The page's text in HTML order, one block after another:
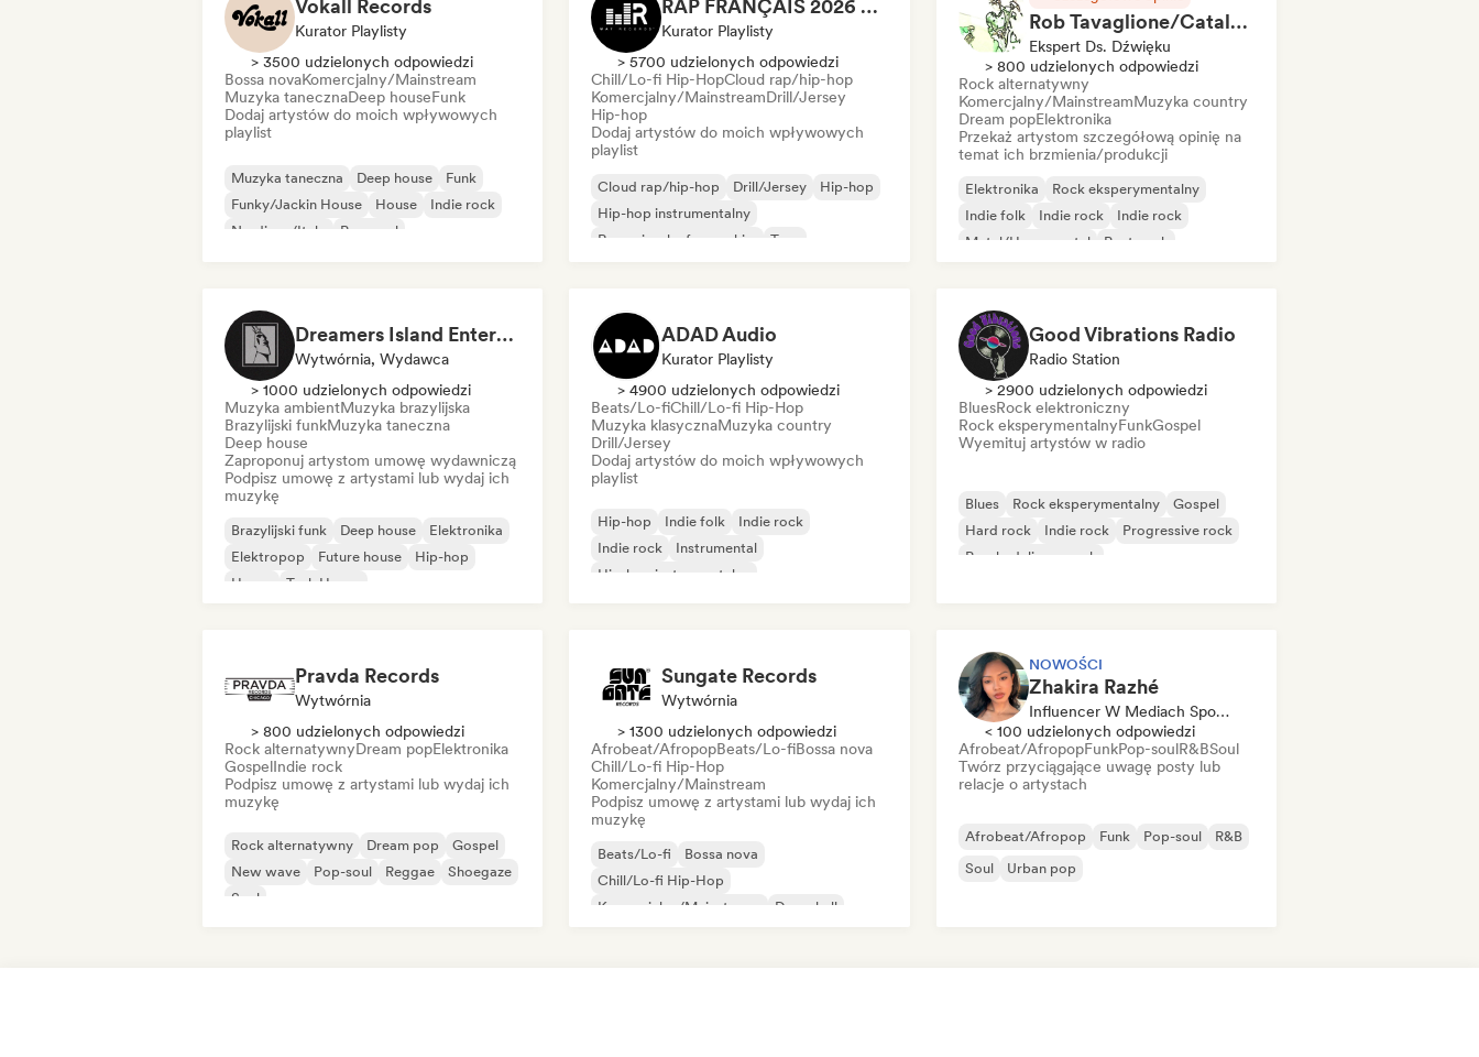
Vokall Records
Kurator Playlisty
> 3500 udzielonych odpowiedzi
Bossa novaKomercjalny/Mainstream
Muzyka tanecznaDeep houseFunk
Dodaj artystów do moich wpływowych
playlist
Muzyka taneczna Deep house
Funk
Funky/Jackin House
House
Indie rock
Nu-disco/Italo
Pop-soul
RAP FRANÇAIS 2026 🔥🇫🇷 (Way Records)
Kurator Playlisty
> 5700 udzielonych odpowiedzi
Chill/Lo-fi Hip-HopCloud rap/hip-hop
Komercjalny/MainstreamDrill/Jersey
Hip-hop
Dodaj artystów do moich wpływowych
playlist
Cloud rap/hip-hop Drill/Jersey
Hip-hop
Hip-hop instrumentalny
Rap w języku francuskim
Trap
Rob Tavaglione/Catalyst Recording
Ekspert Ds. Dźwięku
> 800 udzielonych odpowiedzi
Rock alternatywny
Komercjalny/MainstreamMuzyka country
Dream popElektronika
Przekaż artystom szczegółową opinię na
temat ich brzmienia/produkcji
Elektronika
Rock eksperymentalny
Indie folk
Indie rock
Indie rock
Metal/Heavy metal
Post-rock
Dreamers Island Entertainment
Wytwórnia, Wydawca
> 1000 udzielonych odpowiedzi
Muzyka ambientMuzyka brazylijska
Brazylijski funkMuzyka taneczna
Deep house
Zaproponuj artystom umowę wydawniczą
Podpisz umowę z artystami lub wydaj ich
muzykę
Brazylijski funk Deep house
Elektronika
Elektropop
Future house
Hip-hop
House
Tech House
ADAD Audio
Kurator Playlisty
> 4900 udzielonych odpowiedzi
Beats/Lo-fiChill/Lo-fi Hip-Hop
Muzyka klasycznaMuzyka country
Drill/Jersey
Dodaj artystów do moich wpływowych
playlist
Hip-hop Indie folk
Indie rock
Indie rock
Instrumental
Hip-hop instrumentalny
Good Vibrations Radio
Radio Station
> 2900 udzielonych odpowiedzi
BluesRock elektroniczny
Rock eksperymentalnyFunkGospel
Wyemituj artystów w radio
Blues Rock eksperymentalny
Gospel
Hard rock
Indie rock
Progressive rock
Psychedeliczny rock
Pravda Records
Wytwórnia
> 800 udzielonych odpowiedzi
Rock alternatywnyDream popElektronika
GospelIndie rock
Podpisz umowę z artystami lub wydaj ich
muzykę
Rock alternatywny Dream pop
Gospel
New wave
Pop-soul Reggae
Shoegaze
Soul
Sungate Records
Wytwórnia
> 1300 udzielonych odpowiedzi
Afrobeat/AfropopBeats/Lo-fiBossa nova
Chill/Lo-fi Hip-Hop
Komercjalny/Mainstream
Podpisz umowę z artystami lub wydaj ich
muzykę
Beats/Lo-fi
Bossa nova
Chill/Lo-fi Hip-Hop
Komercjalny/Mainstream
Dancehall
NOWOŚCI
Zhakira Razhé
Influencer W Mediach Społecznościowych
< 100 udzielonych odpowiedzi
Afrobeat/AfropopFunkPop-soulR&BSoul
Twórz przyciągające uwagę posty lub
relacje o artystach
Afrobeat/Afropop Funk Pop-soul
R&B
Soul
Urban pop